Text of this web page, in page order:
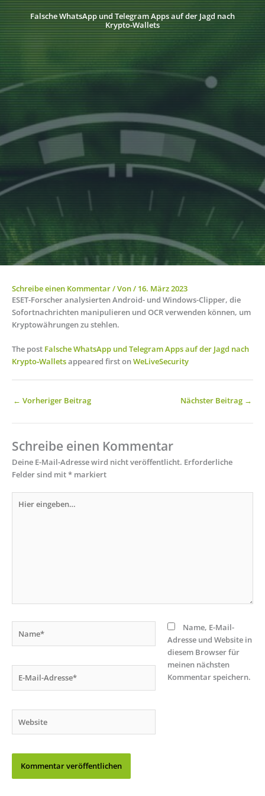
Falsche WhatsApp und Telegram Apps auf der Jagd nach
Krypto‑Wallets
Schreibe einen Kommentar/ Von/ 16. März 2023
ESET-Forscher analysierten Android- und Windows-Clipper, die
Sofortnachrichten manipulieren und OCR verwenden können, um
Kryptowährungen zu stehlen.
The post Falsche WhatsApp und Telegram Apps auf der Jagd nach
Krypto‑Walletsappeared first onWeLiveSecurity
← Vorheriger Beitrag Nächster Beitrag →
Schreibe einen Kommentar
Deine E-Mail-Adresse wird nicht veröffentlicht. Erforderliche
Felder sind mit* markiert
eingeben…
Mail-
Name, E-Mail-
Adresse und Website in
diesem Browser für
meinen nächsten
Kommentar speichern.